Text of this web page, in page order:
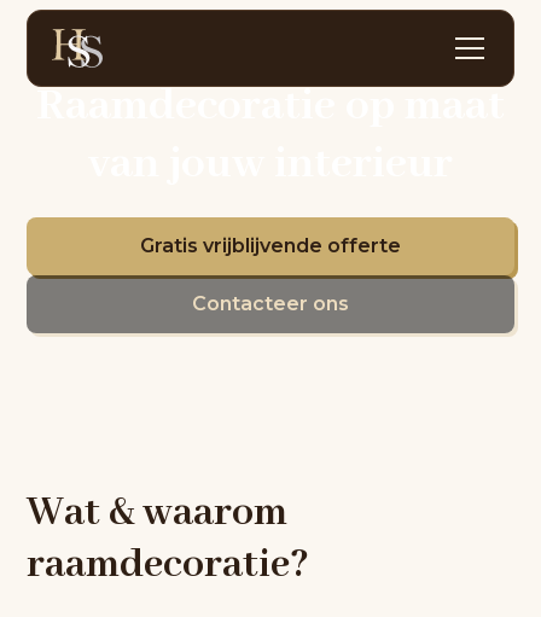
Raamdecoratie op maat
Gratis vrijblijvende offerte
Contacteer ons
Wat & waarom
raamdecoratie?